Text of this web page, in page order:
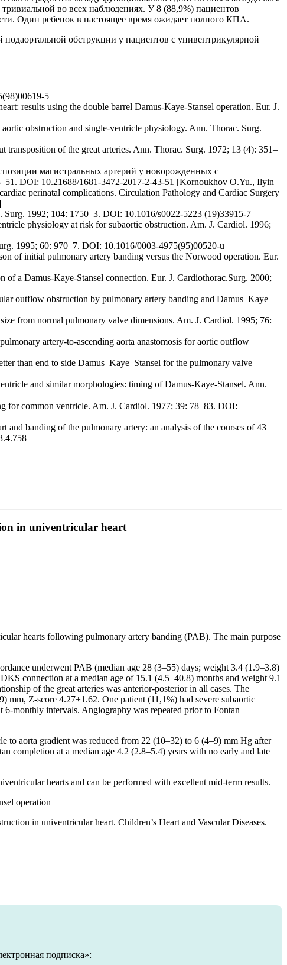
во всех наблюдениях. У 8 (88,9%) пациентов
Один ребенок в настоящее время ожидает полного КПА.
обструкции у пациентов с унивентрикулярной
5
results using the double barrel Damus-Kaye-Stansel operation. Eur. J.
obstruction and single-ventricle physiology. Ann. Thorac. Surg.
of the great arteries. Ann. Thorac. Surg. 1972; 13 (4): 351–
магистральных артерий у новорожденных с
DOI: 10.21688/1681-3472-2017-2-43-51 [Kornoukhov O.Yu., Ilyin
perinatal complications. Circulation Pathology and Cardiac Surgery
1992; 104: 1750–3. DOI: 10.1016/s0022-5223 (19)33915-7
physiology at risk for subaortic obstruction. Am. J. Cardiol. 1996;
1995; 60: 970–7. DOI: 10.1016/0003-4975(95)00520-u
of initial pulmonary artery banding versus the Norwood operation. Eur.
a Damus-Kaye-Stansel connection. Eur. J. Cardiothorac.Surg. 2000;
outflow obstruction by pulmonary artery banding and Damus–Kaye–
from normal pulmonary valve dimensions. Am. J. Cardiol. 1995; 76:
artery-to-ascending aorta anastomosis for aortic outflow
than end to side Damus–Kaye–Stansel for the pulmonary valve
and similar morphologies: timing of Damus-Kaye-Stansel. Ann.
common ventricle. Am. J. Cardiol. 1977; 39: 78–83. DOI:
banding of the pulmonary artery: an analysis of the courses of 43
in univentricular heart
hearts following pulmonary artery banding (PAB). The main purpose
underwent PAB (median age 28 (3–55) days; weight 3.4 (1.9–3.8)
connection at a median age of 15.1 (4.5–40.8) months and weight 9.1
of the great arteries was anterior-posterior in all cases. The
mm, Z-score 4.27±1.62. One patient (11,1%) had severe subaortic
monthly intervals. Angiography was repeated prior to Fontan
to aorta gradient was reduced from 22 (10–32) to 6 (4–9) mm Hg after
completion at a median age 4.2 (2.8–5.4) years with no early and late
hearts and can be performed with excellent mid-term results.
operation
in univentricular heart. Children’s Heart and Vascular Diseases.
подписка»: